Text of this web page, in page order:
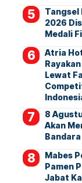
Tangsel
2026
Medali
Atria
Lewat
8
Akan
Mabes
Pamen
Jabat